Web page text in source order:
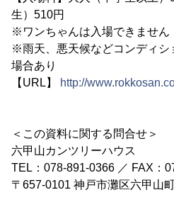
生）510円
※ワンちゃんは入場できません
※雨天、悪天候などコンディシ
場合あり
【URL】
http://
＜この資料に関する問合せ＞
六甲山カンツリーハウス
TEL：078-891-0366 ／ FAX：
〒657-0101 神戸市灘区六甲山